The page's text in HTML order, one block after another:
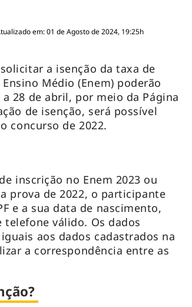
em: 01 de Agosto de 2024, 19:25h
a isenção da taxa de
Médio (Enem) poderão
28 de abril, por meio da Página
de isenção, será possível
concurso de 2022.
inscrição no Enem 2023 ou
prova de 2022, o participante
e a sua data de nascimento,
telefone válido. Os dados
aos dados cadastrados na
a correspondência entre as